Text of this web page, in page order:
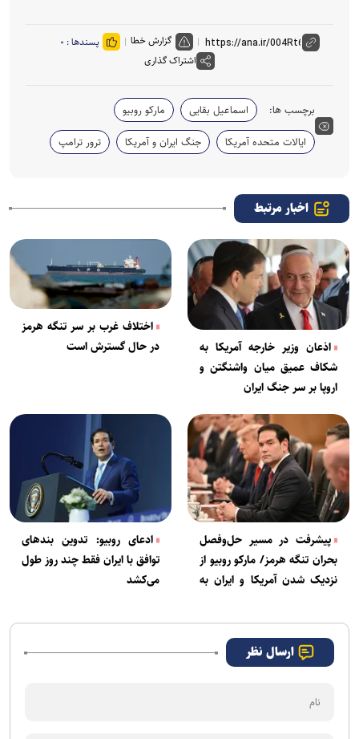
گزارش خطا پسندها : ۰
اشتراک گذاری
برچسب ها: اسماعیل بقایی
مارکو روبیو
ایالات متحده آمریکا
جنگ ایران و آمریکا ترور ترامپ
اخبار مرتبط
اذعان وزیر خارجه آمریکا به
شکاف عمیق میان واشنگتن و
اروپا بر سر جنگ ایران
اختلاف غرب بر سر تنگه هرمز
در حال گسترش است
پیشرفت در مسیر حل‌وفصل
بحران تنگه هرمز/ مارکو روبیو از
نزدیک شدن آمریکا و ایران به
ادعای روبیو: تدوین بند‌های
توافق با ایران فقط چند روز طول
می‌کشد
ارسال نظر